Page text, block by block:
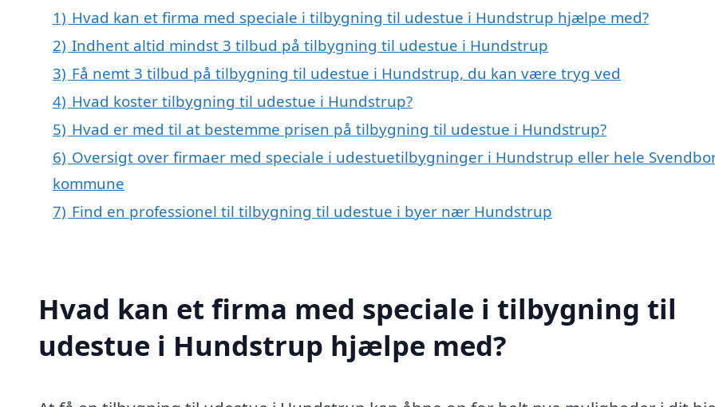
1) Hvad kan et firma med speciale i tilbygning til udestue i Hundstrup hjælpe med?
2) Indhent altid mindst 3 tilbud på tilbygning til udestue i Hundstrup
3) Få nemt 3 tilbud på tilbygning til udestue i Hundstrup, du kan være tryg ved
4) Hvad koster tilbygning til udestue i Hundstrup?
5) Hvad er med til at bestemme prisen på tilbygning til udestue i Hundstrup?
6) Oversigt over firmaer med speciale i udestuetilbygninger i Hundstrup eller hele
kommune
7) Find en professionel til tilbygning til udestue i byer nær Hundstrup
Hvad kan et firma med speciale i tilbygning til
udestue i Hundstrup hjælpe med?